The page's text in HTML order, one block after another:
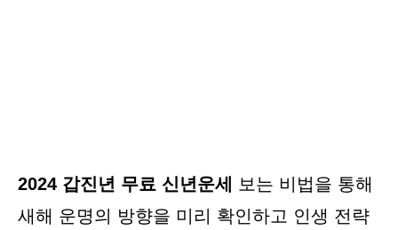
2024 갑진년 무료 신년운세
보는 비법을 통해
새해 운명의 방향을 미리 확인하고 인생 전략